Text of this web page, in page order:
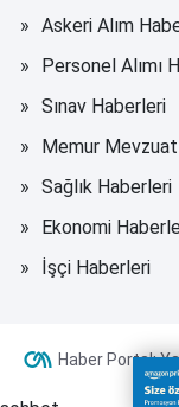
Askeri Alım
Personel Alımı
Sınav Haberleri
Memur
Sağlık Haberleri
Ekonomi
İşçi Haberleri
Haber Portalı